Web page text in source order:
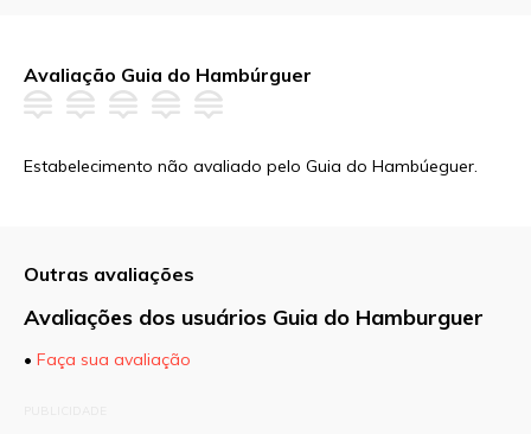
Avaliação Guia do Hambúrguer
Estabelecimento não avaliado pelo Guia do Hambúeguer.
Outras avaliações
Avaliações dos usuários Guia do Hamburguer
• Faça sua avaliação